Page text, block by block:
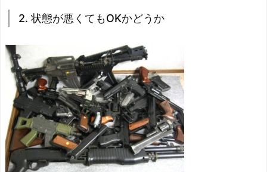
2. 状態が悪くてもOKかどうか